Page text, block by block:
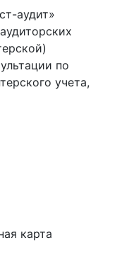
аудит»
по
учета,
карта